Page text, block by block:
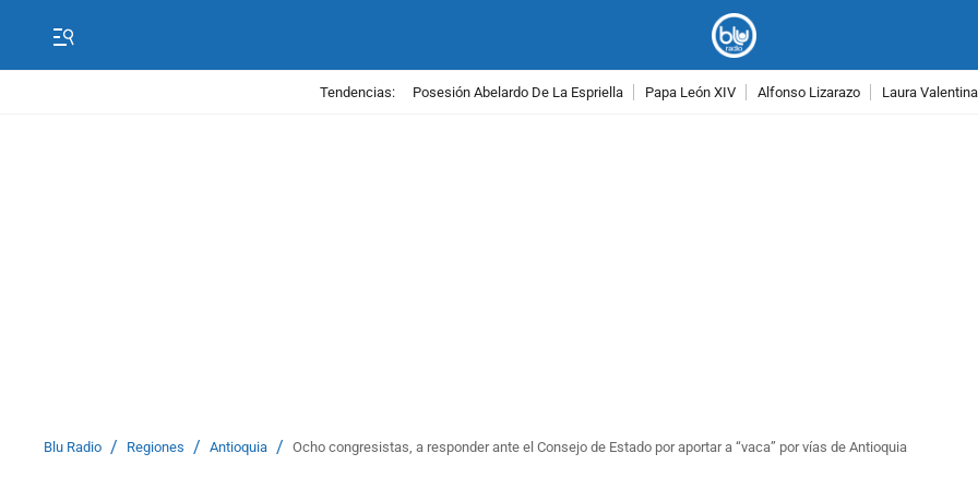
Tendencias: Posesión Abelardo De La Espriella Papa León XIV Alfonso Lizarazo Laura
Blu Radio / Regiones / Antioquia / Ocho congresistas, a responder ante el Consejo de Estado por aportar a “vaca” por vías de Antioquia